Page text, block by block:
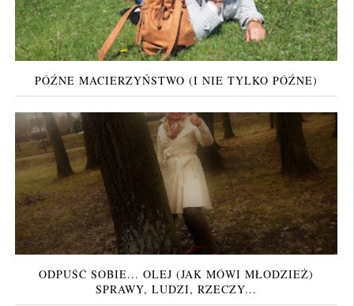
PÓŹNE MACIERZYŃSTWO (I NIE TYLKO PÓŹNE)
ODPUŚĆ SOBIE... OLEJ (JAK MÓWI MŁODZIEŻ)
SPRAWY, LUDZI, RZECZY...